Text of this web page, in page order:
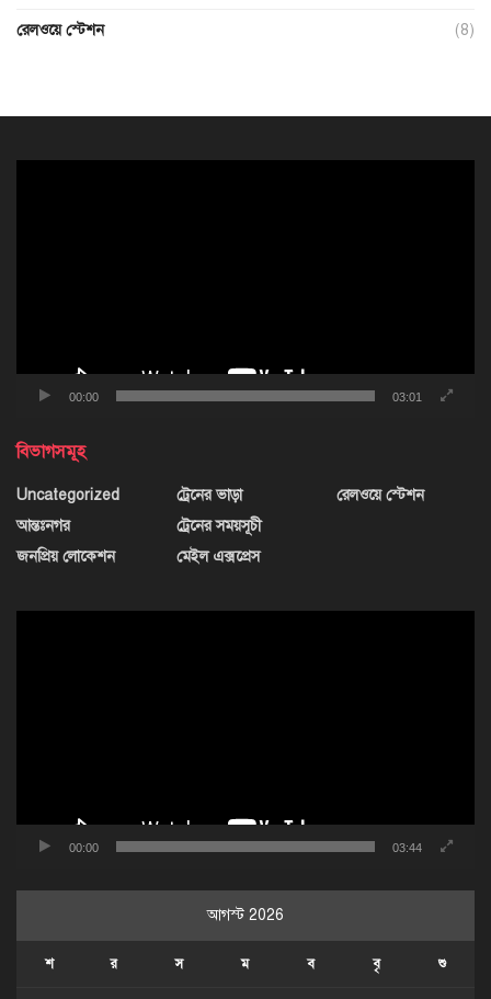
রেলওয়ে স্টেশন (8)
00:00 03:01
বিভাগসমূহ
Uncategorized
আন্তঃনগর
জনপ্রিয় লোকেশন
ট্রেনের ভাড়া
ট্রেনের সময়সূচী
মেইল এক্সপ্রেস
রেলওয়ে স্টেশন
00:00 03:44
আগস্ট 2026
শ র স ম ব বৃ শু